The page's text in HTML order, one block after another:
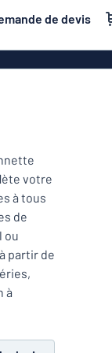
de devis
Plaques PVC
Plaques
Plaques
votre
à tous
de
ou
partir de
à